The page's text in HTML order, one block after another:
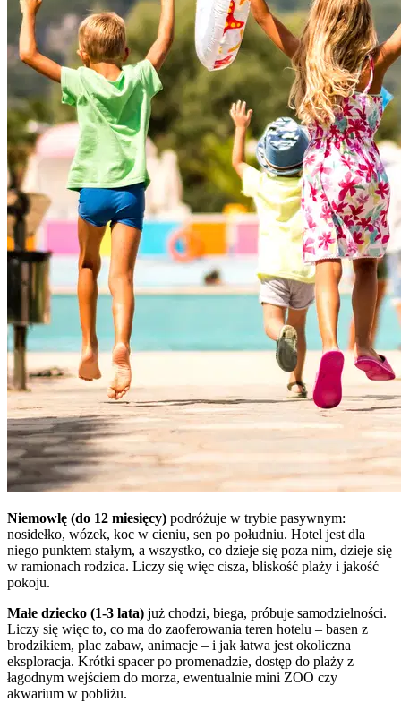
Niemowlę (do 12 miesięcy) podróżuje w trybie pasywnym:
nosidełko, wózek, koc w cieniu, sen po południu. Hotel jest dla
niego punktem stałym, a wszystko, co dzieje się poza nim, dzieje się
w ramionach rodzica. Liczy się więc cisza, bliskość plaży i jakość
pokoju.
Małe dziecko (1-3 lata) już chodzi, biega, próbuje samodzielności.
Liczy się więc to, co ma do zaoferowania teren hotelu – basen z
brodzikiem, plac zabaw, animacje – i jak łatwa jest okoliczna
eksploracja. Krótki spacer po promenadzie, dostęp do plaży z
łagodnym wejściem do morza, ewentualnie mini ZOO czy
akwarium w pobliżu.